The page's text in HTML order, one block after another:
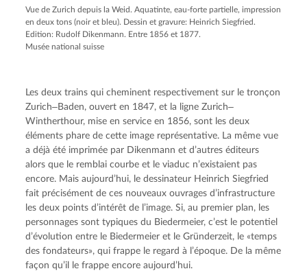
Vue de Zurich depuis la Weid. Aquatinte, eau-forte partielle, impression
en deux tons (noir et bleu). Dessin et gravure: Heinrich Siegfried.
Edition: Rudolf Dikenmann. Entre 1856 et 1877.
Musée national suisse
Les deux trains qui cheminent respectivement sur le tronçon
Zurich‒Baden, ouvert en 1847, et la ligne Zurich‒
Wintherthour, mise en service en 1856, sont les deux
éléments phare de cette image représentative. La même vue
a déjà été imprimée par Dikenmann et d’autres éditeurs
alors que le remblai courbe et le viaduc n’existaient pas
encore. Mais aujourd’hui, le dessinateur Heinrich Siegfried
fait précisément de ces nouveaux ouvrages d’infrastructure
les deux points d’intérêt de l’image. Si, au premier plan, les
personnages sont typiques du Biedermeier, c’est le potentiel
d’évolution entre le Biedermeier et le Gründerzeit, le «temps
des fondateurs», qui frappe le regard à l’époque. De la même
façon qu’il le frappe encore aujourd’hui.